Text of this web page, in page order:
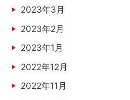
2023年3月
2023年2月
2023年1月
2022年12月
2022年11月